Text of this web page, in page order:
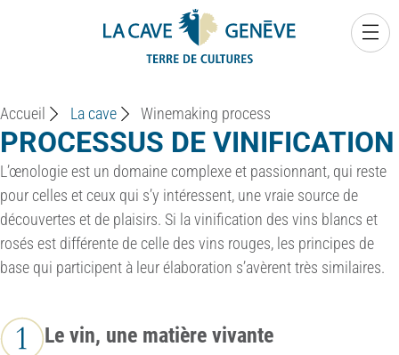
Accueil La cave Winemaking process
PROCESSUS DE VINIFICATION
L’œnologie est un domaine complexe et passionnant, qui reste
pour celles et ceux qui s’y intéressent, une vraie source de
découvertes et de plaisirs. Si la vinification des vins blancs et
rosés est différente de celle des vins rouges, les principes de
base qui participent à leur élaboration s’avèrent très similaires.
Le vin, une matière vivante